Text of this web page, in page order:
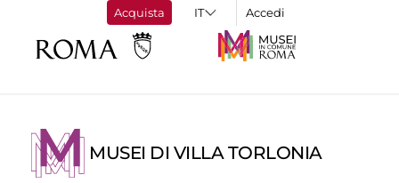
Acquista Accedi
MUSEI DI VILLA TORLONIA